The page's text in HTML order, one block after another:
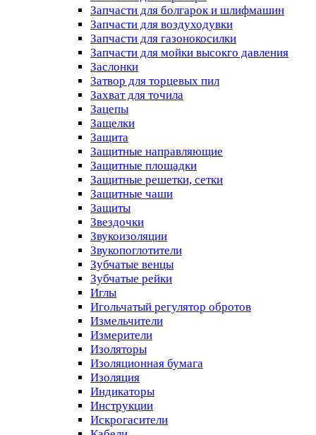
Запчасти для болгарок и шлифмашин
Запчасти для воздуходувки
Запчасти для газонокосилки
Запчасти для мойки высокго давления
Заслонки
Затвор для торцевых пил
Захват для точила
Зацепы
Защелки
Защита
Защитные направляющие
Защитные площадки
Защитные решетки, сетки
Защитные чаши
Защиты
Звездочки
Звукоизоляции
Звукопоглотители
Зубчатые венцы
Зубчатые рейки
Иглы
Игольчатый регулятор обротов
Измельчители
Измерители
Изоляторы
Изоляционная бумага
Изоляция
Индикаторы
Инструкции
Искрогасители